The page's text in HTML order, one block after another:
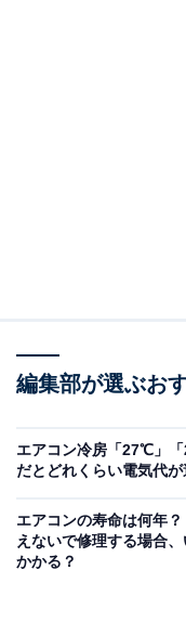
編集部が選ぶお
エアコン冷房「27℃」「
だとどれくらい電気代が
エアコンの寿命は何年
えないで修理する場合、
かかる？